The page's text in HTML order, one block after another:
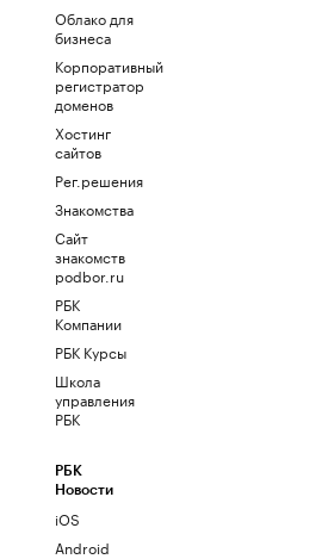
Облако для
бизнеса
Корпоративный
регистратор
доменов
Хостинг
сайтов
Рег.решения
Знакомства
Сайт
знакомств
podbor.ru
РБК
Компании
РБК Курсы
Школа
управления
РБК
РБК
Новости
iOS
Android